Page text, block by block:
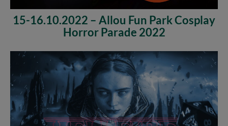
15-16.10.2022 – Allou Fun Park Cosplay
Horror Parade 2022